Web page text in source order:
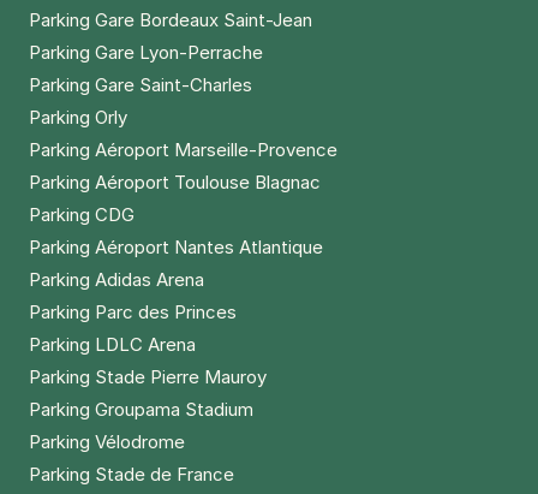
Parking Gare Bordeaux Saint-Jean
Parking Gare Lyon-Perrache
Parking Gare Saint-Charles
Parking Orly
Parking Aéroport Marseille-Provence
Parking Aéroport Toulouse Blagnac
Parking CDG
Parking Aéroport Nantes Atlantique
Parking Adidas Arena
Parking Parc des Princes
Parking LDLC Arena
Parking Stade Pierre Mauroy
Parking Groupama Stadium
Parking Vélodrome
Parking Stade de France